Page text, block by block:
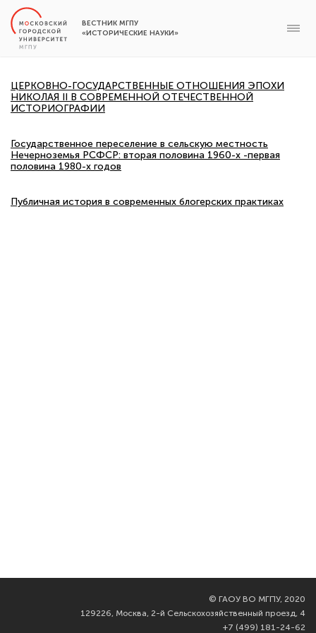
ВЕСТНИК МГПУ
«ИСТОРИЧЕСКИЕ НАУКИ»
ЦЕРКОВНО-ГОСУДАРСТВЕННЫЕ ОТНОШЕНИЯ ЭПОХИ
НИКОЛАЯ II В СОВРЕМЕННОЙ ОТЕЧЕСТВЕННОЙ
ИСТОРИОГРАФИИ
Государственное переселение в сельскую местность
Нечерноземья РСФСР: вторая половина 1960-х -первая
половина 1980-х годов
Публичная история в современных блогерских практиках
© ГАОУ ВО МГПУ, 2020
129226, Москва, 2-й Сельскохозяйственный проезд, 4
+7 (499) 181-24-62